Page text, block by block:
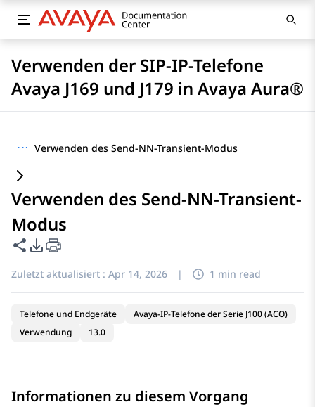
Verwenden der SIP-IP-Telefone
Avaya J169 und J179 in Avaya Aura®
··· Verwenden des Send-NN-Transient-Modus
Verwenden des Send-NN-Transient-
Modus
Diese Seite teilen
PDF-Exportoptionen
Zuletzt aktualisiert : Apr 14, 2026 | 1 min read
Telefone und Endgeräte
Avaya-IP-Telefone der Serie J100 (ACO)
Verwendung
13.0
Informationen zu diesem Vorgang